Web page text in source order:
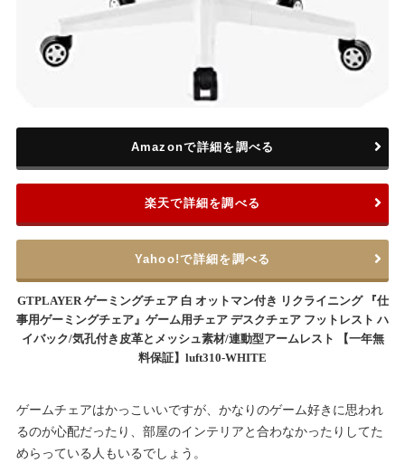
GTPLAYER ゲーミングチェア 白 オットマン付き リクライニング 『仕
事用ゲーミングチェア』ゲーム用チェア デスクチェア フットレスト ハ
イバック/気孔付き皮革とメッシュ素材/連動型アームレスト 【一年無
料保証】luft310-WHITE
Amazonで詳細を調べる
楽天で詳細を調べる
Yahoo!で詳細を調べる
ゲームチェアはかっこいいですが、かなりのゲーム好きに思われ
るのが心配だったり、部屋のインテリアと合わなかったりしてた
めらっている人もいるでしょう。